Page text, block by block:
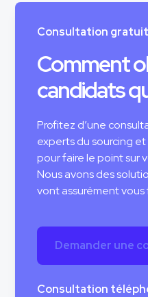
Consultation
Comment
candidats
Profitez d’une
experts du sourcing
pour faire le point sur
Nous avons des
vont assurément
Demander une
Consultation